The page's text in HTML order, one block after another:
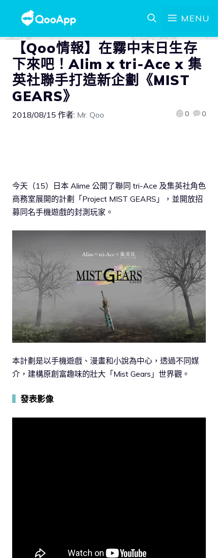
MENU
【Qoo情報】在霧中末日生存
下來吧！Alim x tri-Ace x 集
英社聯手打造新企劃《MIST
GEARS》
2018/08/15 作者: Mr. Qoo 0 0
今天（15）日本 Alime 公開了聯同 tri-Ace 及集英社角色
商務室展開的計劃「Project MIST GEARS」，並開放招
募同名手機遊戲的封測玩家。
本計劃是以手機遊戲、漫畫和小說為中心，透過不同媒
介，建構原創富趣味的壯大「Mist Gears」世界觀。
發表影像